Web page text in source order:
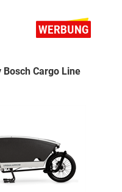
Cargo Line